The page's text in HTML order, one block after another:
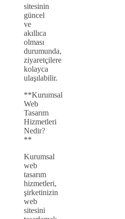
sitesinin
güncel
ve
akıllıca
olması
durumunda,
ziyaretçilere
kolayca
ulaşılabilir.
**Kurumsal
Web
Tasarım
Hizmetleri
Nedir?
**
Kurumsal
web
tasarım
hizmetleri,
şirketinizin
web
sitesini